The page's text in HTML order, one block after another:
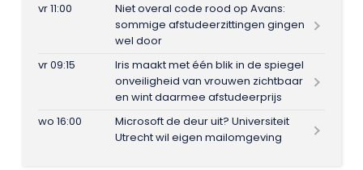
vr 11:00
Niet overal code rood op Avans:
sommige afstudeerzittingen gingen
wel door
vr 09:15
Iris maakt met één blik in de spiegel
onveiligheid van vrouwen zichtbaar
en wint daarmee afstudeerprijs
wo 16:00
Microsoft de deur uit? Universiteit
Utrecht wil eigen mailomgeving